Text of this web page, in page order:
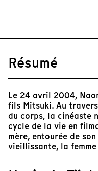
Résumé
Le 24 avril 2004,
fils Mitsuki. Au
du corps, la cinéaste
cycle de la vie en
mère, entourée de
vieillissante, la femme